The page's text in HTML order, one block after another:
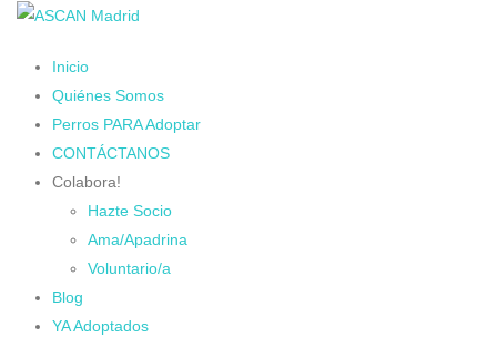
Inicio
Quiénes Somos
Perros PARA Adoptar
CONTÁCTANOS
Colabora!
Hazte Socio
Ama/Apadrina
Voluntario/a
Blog
YA Adoptados